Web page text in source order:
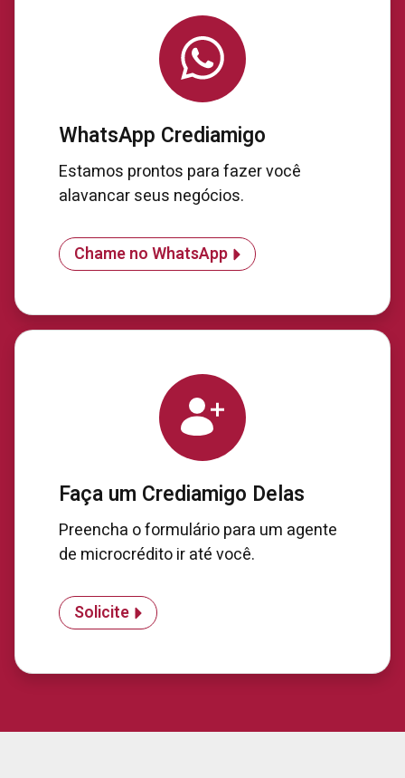
WhatsApp Crediamigo
Estamos prontos para fazer você
alavancar seus negócios.
Chame no WhatsApp
Faça um Crediamigo Delas
Preencha o formulário para um agente
de microcrédito ir até você.
Solicite